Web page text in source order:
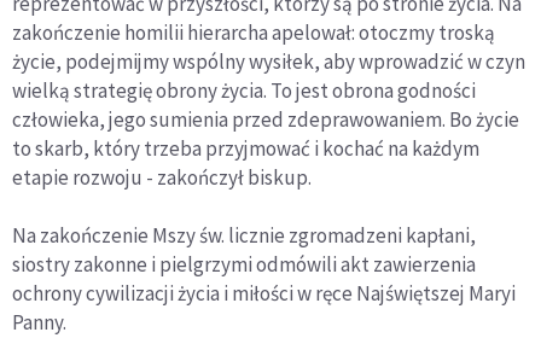
zakończenie homilii hierarcha apelował: otoczmy troską
życie, podejmijmy wspólny wysiłek, aby wprowadzić w czyn
wielką strategię obrony życia. To jest obrona godności
człowieka, jego sumienia przed zdeprawowaniem. Bo życie
to skarb, który trzeba przyjmować i kochać na każdym
etapie rozwoju - zakończył biskup.
Na zakończenie Mszy św. licznie zgromadzeni kapłani,
siostry zakonne i pielgrzymi odmówili akt zawierzenia
ochrony cywilizacji życia i miłości w ręce Najświętszej Maryi
Panny.